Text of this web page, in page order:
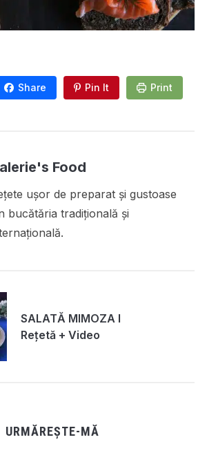
Share Pin It Print
Food
ușor de preparat și gustoase
bucătăria tradițională și
SALATĂ MIMOZA I
Rețetă + Video
URMĂREȘTE-MĂ